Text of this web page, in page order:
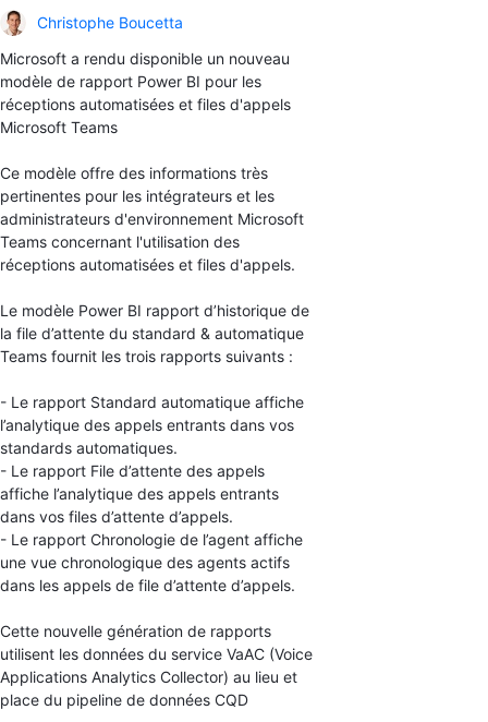
Christophe Boucetta
Microsoft a rendu disponible un nouveau
modèle de rapport Power BI pour les
réceptions automatisées et files d'appels
Microsoft Teams
Ce modèle offre des informations très
pertinentes pour les intégrateurs et les
administrateurs d'environnement Microsoft
Teams concernant l'utilisation des
réceptions automatisées et files d'appels.
Le modèle Power BI rapport d’historique de
la file d’attente du standard & automatique
Teams fournit les trois rapports suivants :
- Le rapport Standard automatique affiche
l’analytique des appels entrants dans vos
standards automatiques.
- Le rapport File d’attente des appels
affiche l’analytique des appels entrants
dans vos files d’attente d’appels.
- Le rapport Chronologie de l’agent affiche
une vue chronologique des agents actifs
dans les appels de file d’attente d’appels.
Cette nouvelle génération de rapports
utilisent les données du service VaAC (Voice
Applications Analytics Collector) au lieu et
place du pipeline de données CQD